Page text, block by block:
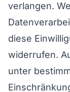
verlangen.
diese
widerrufen.
unter